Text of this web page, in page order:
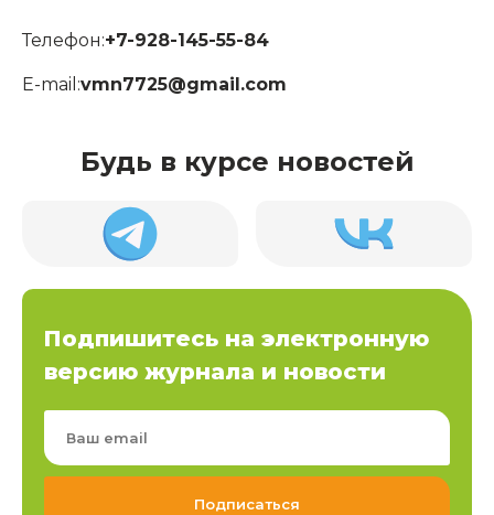
Телефон:+7-928-145-55-84
E-mail:vmn7725@gmail.com
Будь в курсе новостей
Подпишитесь на электронную
версию журнала и новости